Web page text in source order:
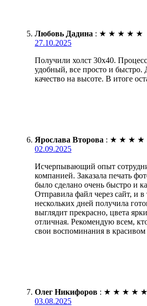
Любовь Дадина : ★ ★ ★ ★ ★
27.10.2025
Получили холст 30х40. Процесс
удобный, все просто и быстро.
качество на высоте. В итоге
Ярослава Второва : ★ ★ ★ ★
02.09.2025
Исчерпывающий опыт
компанией. Заказала печать
было сделано очень быстро и
Отправила файл через сайт, и в
нескольких дней получила
выглядит прекрасно, цвета
отличная. Рекомендую всем,
свои воспоминания в
Олег Никифоров : ★ ★ ★ ★ ★
03.08.2025